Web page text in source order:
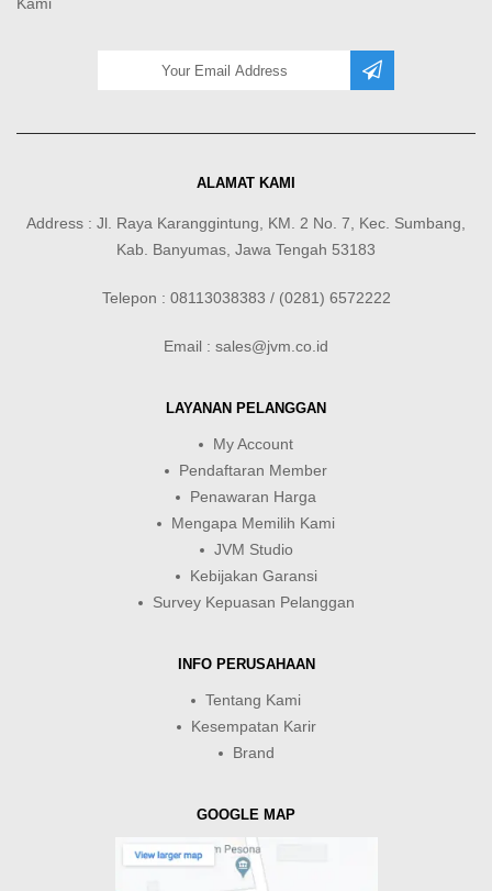
ALAMAT KAMI
Address : Jl. Raya Karanggintung, KM. 2 No. 7, Kec. Sumbang,
Kab. Banyumas, Jawa Tengah 53183
Telepon : 08113038383 / (0281) 6572222
Email : sales@jvm.co.id
LAYANAN PELANGGAN
My Account
Pendaftaran Member
Penawaran Harga
Mengapa Memilih Kami
JVM Studio
Kebijakan Garansi
Survey Kepuasan Pelanggan
INFO PERUSAHAAN
Tentang Kami
Kesempatan Karir
Brand
GOOGLE MAP